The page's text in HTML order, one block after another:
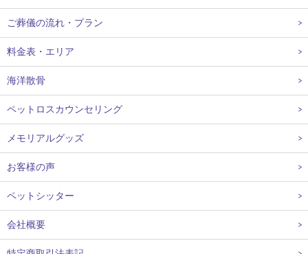
ご葬儀の流れ・プラン
料金表・エリア
海洋散骨
ペットロスカウンセリング
メモリアルグッズ
お客様の声
ペットシッター
会社概要